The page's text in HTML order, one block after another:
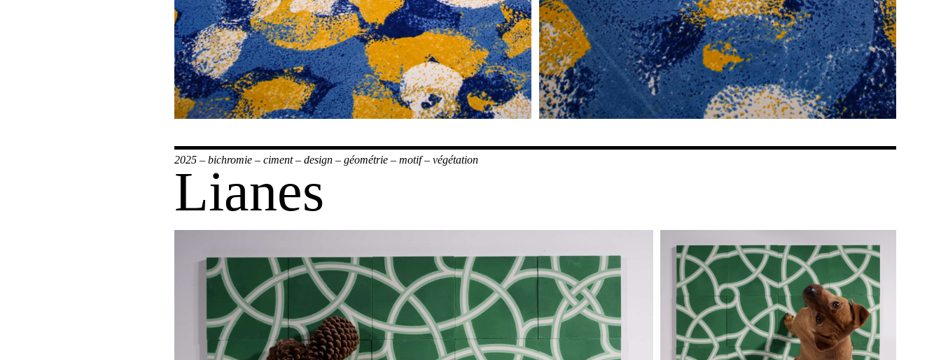
2025 – bichromie – ciment– design – géométrie – motif– végétation
Lianes